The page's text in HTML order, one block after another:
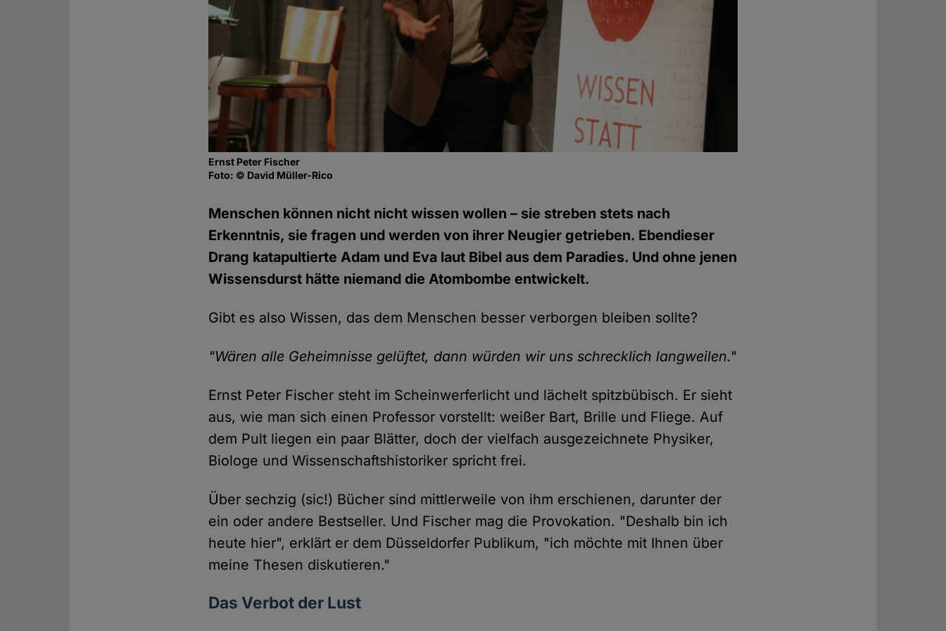
Ernst Peter Fischer
Foto: © David Müller-Rico
Menschen können nicht nicht wissen wollen – sie streben stets nach
Erkenntnis, sie fragen und werden von ihrer Neugier getrieben. Ebendieser
Drang katapultierte Adam und Eva laut Bibel aus dem Paradies. Und ohne jenen
Wissensdurst hätte niemand die Atombombe entwickelt.
Gibt es also Wissen, das dem Menschen besser verborgen bleiben sollte?
"Wären alle Geheimnisse gelüftet, dann würden wir uns schrecklich langweilen."
Ernst Peter Fischer steht im Scheinwerferlicht und lächelt spitzbübisch. Er sieht
aus, wie man sich einen Professor vorstellt: weißer Bart, Brille und Fliege. Auf
dem Pult liegen ein paar Blätter, doch der vielfach ausgezeichnete Physiker,
Biologe und Wissenschaftshistoriker spricht frei.
Über sechzig (sic!) Bücher sind mittlerweile von ihm erschienen, darunter der
ein oder andere Bestseller. Und Fischer mag die Provokation. "Deshalb bin ich
heute hier", erklärt er dem Düsseldorfer Publikum, "ich möchte mit Ihnen über
meine Thesen diskutieren."
Das Verbot der Lust